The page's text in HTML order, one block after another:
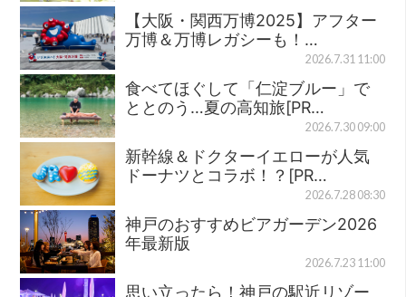
【大阪・関西万博2025】アフター
万博＆万博レガシーも！…
2026.7.31 11:00
食べてほぐして「仁淀ブルー」で
ととのう…夏の高知旅[PR…
2026.7.30 09:00
新幹線＆ドクターイエローが人気
ドーナツとコラボ！？[PR…
2026.7.28 08:30
神戸のおすすめビアガーデン2026
年最新版
2026.7.23 11:00
思い立ったら！神戸の駅近リゾー